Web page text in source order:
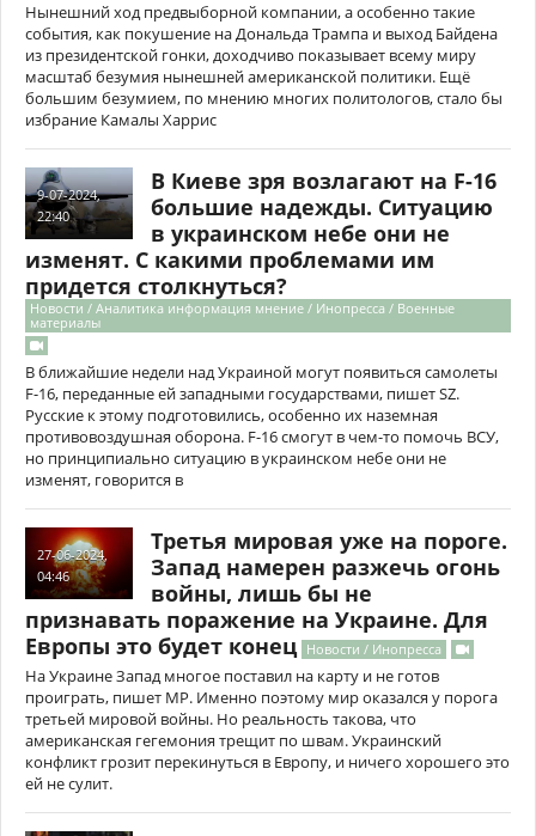
Нынешний ход предвыборной компании, а особенно такие
события, как покушение на Дональда Трампа и выход Байдена
из президентской гонки, доходчиво показывает всему миру
масштаб безумия нынешней американской политики. Ещё
большим безумием, по мнению многих политологов, стало бы
избрание Камалы Харрис
9-07-2024,
22:40
В Киеве зря возлагают на F-16
большие надежды. Ситуацию
в украинском небе они не
изменят. С какими проблемами им
придется столкнуться?
Новости / Аналитика информация мнение / Инопресса / Военные
материалы
В ближайшие недели над Украиной могут появиться самолеты
F-16, переданные ей западными государствами, пишет SZ.
Русские к этому подготовились, особенно их наземная
противовоздушная оборона. F-16 смогут в чем-то помочь ВСУ,
но принципиально ситуацию в украинском небе они не
изменят, говорится в
27-06-2024,
04:46
Третья мировая уже на пороге.
Запад намерен разжечь огонь
войны, лишь бы не
признавать поражение на Украине. Для
Европы это будет конец Новости / Инопресса
На Украине Запад многое поставил на карту и не готов
проиграть, пишет MP. Именно поэтому мир оказался у порога
третьей мировой войны. Но реальность такова, что
американская гегемония трещит по швам. Украинский
конфликт грозит перекинуться в Европу, и ничего хорошего это
ей не сулит.